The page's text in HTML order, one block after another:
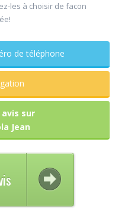
les à choisir de facon
le numéro de téléphone
sur
Jean